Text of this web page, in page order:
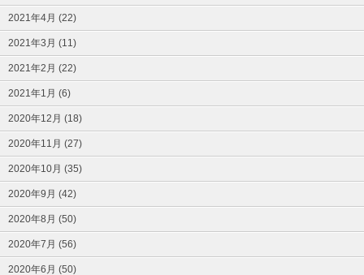
2021年4月 (22)
2021年3月 (11)
2021年2月 (22)
2021年1月 (6)
2020年12月 (18)
2020年11月 (27)
2020年10月 (35)
2020年9月 (42)
2020年8月 (50)
2020年7月 (56)
2020年6月 (50)